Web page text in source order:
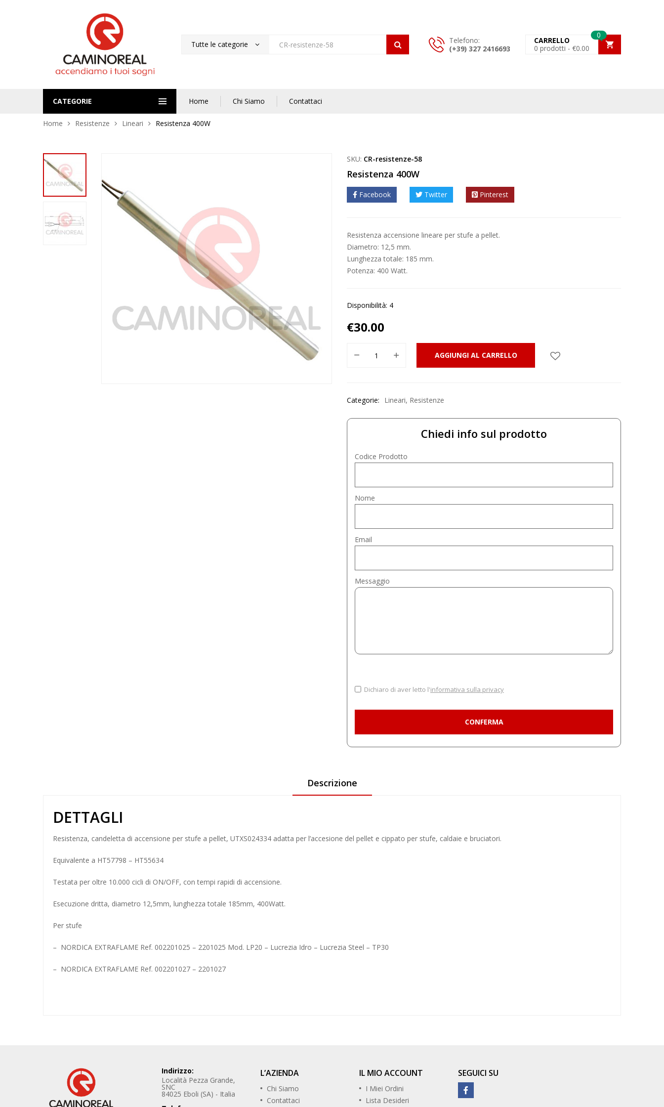
Tutte le categorie
Telefono:
(+39) 327 2416693
0
CARRELLO
0 prodotti - €0.00
CATEGORIE Home Chi Siamo Contattaci
Home Resistenze Lineari Resistenza 400W
SKU: CR-resistenze-58
Resistenza 400W
Facebook Twitter Pinterest
Resistenza accensione lineare per stufe a pellet.
Diametro: 12,5 mm.
Lunghezza totale: 185 mm.
Potenza: 400 Watt.
Disponibilità: 4
€30.00
AGGIUNGI AL CARRELLO
Categorie: Lineari, Resistenze
Chiedi info sul prodotto
Codice Prodotto
Nome
Email
Messaggio
Dichiaro di aver letto l'informativa sulla privacy
Descrizione
DETTAGLI
Resistenza, candeletta di accensione per stufe a pellet, UTXS024334 adatta per l’accesione del pellet e cippato per stufe, caldaie e bruciatori.
Equivalente a HT57798 – HT55634
Testata per oltre 10.000 cicli di ON/OFF, con tempi rapidi di accensione.
Esecuzione dritta, diametro 12,5mm, lunghezza totale 185mm, 400Watt.
Per stufe
– NORDICA EXTRAFLAME Ref. 002201025 – 2201025 Mod. LP20 – Lucrezia Idro – Lucrezia Steel – TP30
– NORDICA EXTRAFLAME Ref. 002201027 – 2201027
Indirizzo:
Località Pezza Grande,
SNC
84025 Eboli (SA) - Italia
L’AZIENDA
Chi Siamo
Contattaci
IL MIO ACCOUNT
I Miei Ordini
Lista Desideri
SEGUICI SU